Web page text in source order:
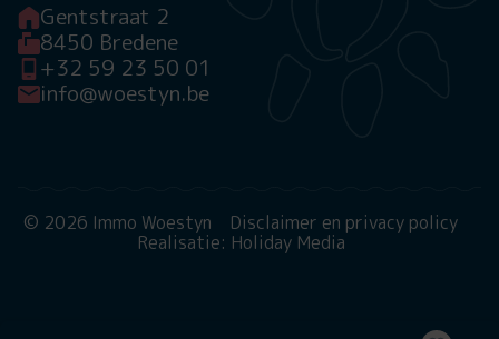
Gentstraat 2
8450 Bredene
+32 59 23 50 01
info@woestyn.be
© 2026 Immo Woestyn
Disclaimer en privacy policy
Realisatie: Holiday Media